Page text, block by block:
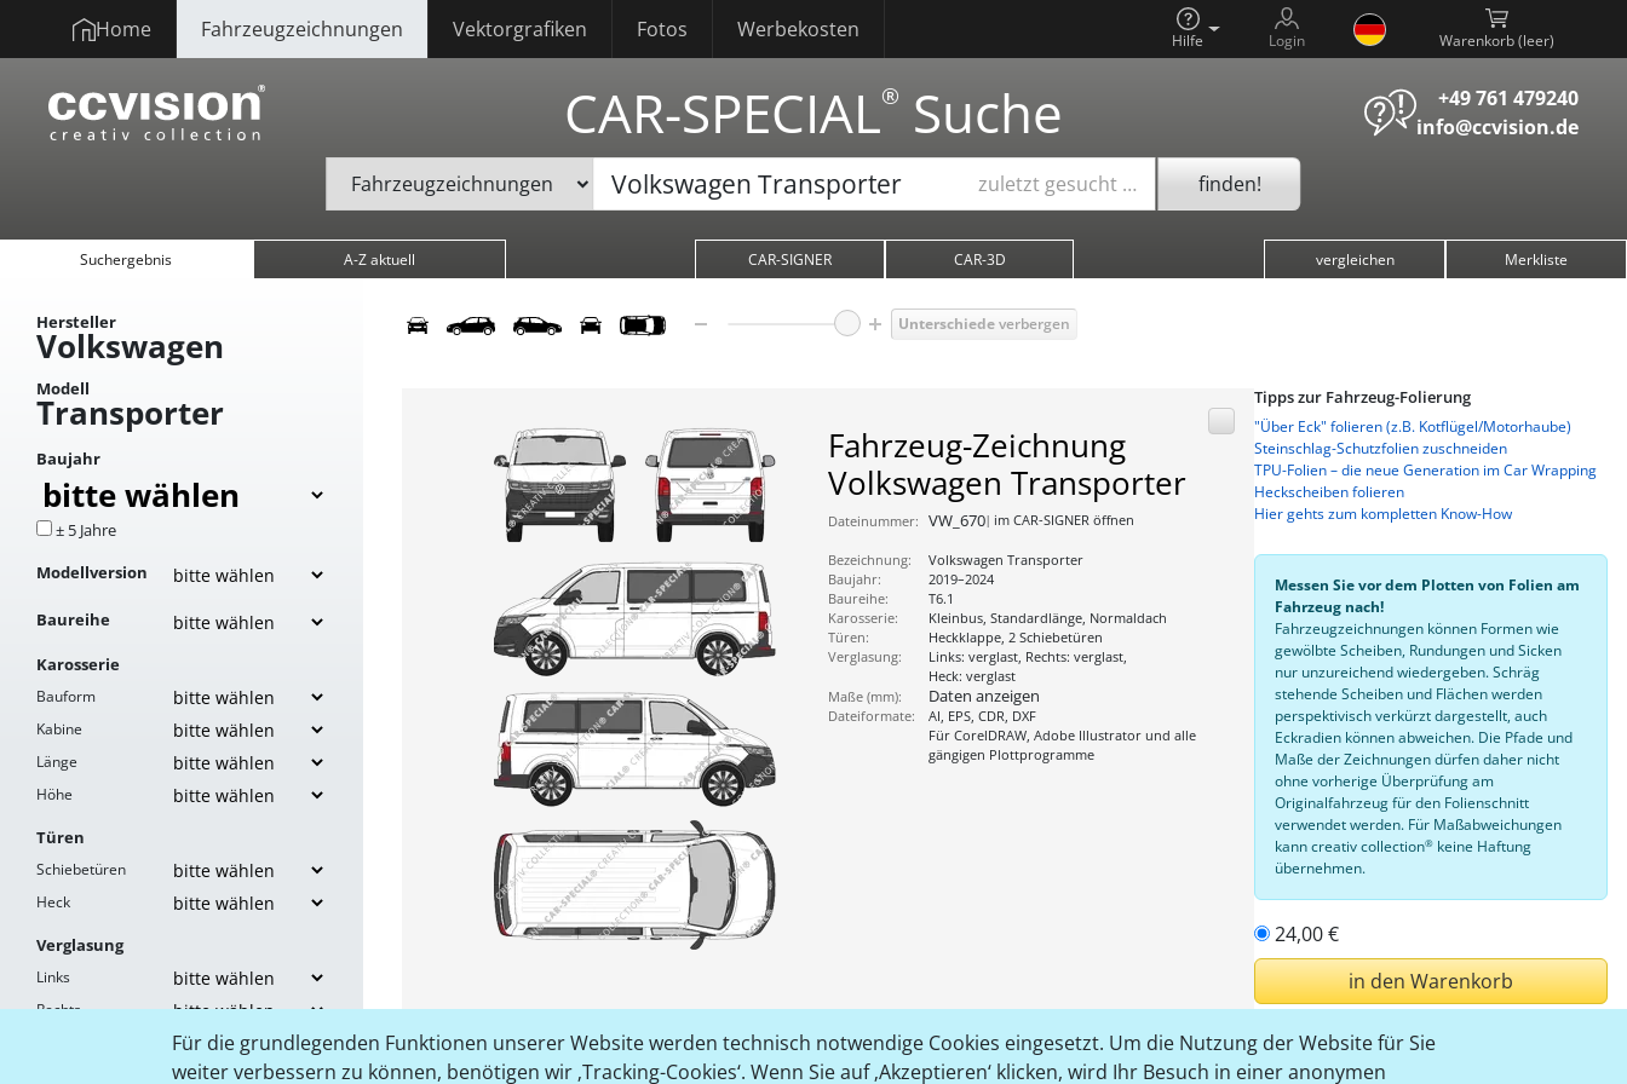
Für die grundlegenden Funktionen unserer Website werden technisch notwendige Cookies eingesetzt. Um die Nutzung der Website für Sie
weiter verbessern zu können, benötigen wir ‚Tracking-Cookies‘. Wenn Sie auf ‚Akzeptieren‘ klicken, wird Ihr Besuch in einer anonymen
Home Fahrzeugzeichnungen Vektorgrafiken Fotos Werbekosten Hilfe Login Warenkorb ( )
CAR-SPECIAL® Suche
+49 761 479240
info@ccvision.de
zuletzt gesucht … finden!
Suchergebnis A-Z aktuell CAR-SIGNER CAR-3D vergleichen Merkliste
Hersteller
Volkswagen
Modell
Transporter
Baujahr
± 5 Jahre
Modellversion
Baureihe
Karosserie
Bauform
Kabine
Länge
Höhe
Türen
Schiebetüren
Heck
Verglasung
Links
Rechts
Unterschiedeverbergen
Fahrzeug-Zeichnung
Volkswagen Transporter
Dateinummer: VW_670 im CAR-SIGNER öffnen
Bezeichnung:
Volkswagen Transporter
Baujahr:
2019–2024
Baureihe:
T6.1
Karosserie:
Kleinbus, Standardlänge, Normaldach
Türen:
Heckklappe, 2 Schiebetüren
Verglasung:
Links: verglast, Rechts: verglast,
Heck: verglast
Maße (mm):
Daten anzeigen
Dateiformate:
AI, EPS, CDR, DXF
Für CorelDRAW, Adobe Illustrator und alle
gängigen Plottprogramme
Tipps zur Fahrzeug-Folierung
"Über Eck" folieren (z.B. Kotflügel/Motorhaube)
Steinschlag-Schutzfolien zuschneiden
TPU-Folien – die neue Generation im Car Wrapping
Heckscheiben folieren
Hier gehts zum kompletten Know-How
Messen Sie vor dem Plotten von Folien am
Fahrzeug nach!
Fahrzeugzeichnungen können Formen wie
gewölbte Scheiben, Rundungen und Sicken
nur unzureichend wiedergeben. Schräg
stehende Scheiben und Flächen werden
perspektivisch verkürzt dargestellt, auch
Eckradien können abweichen. Die Pfade und
Maße der Zeichnungen dürfen daher nicht
ohne vorherige Überprüfung am
Originalfahrzeug für den Folienschnitt
verwendet werden. Für Maßabweichungen
kann creativ collection® keine Haftung
übernehmen.
24,00 €
in den Warenkorb
einloggen